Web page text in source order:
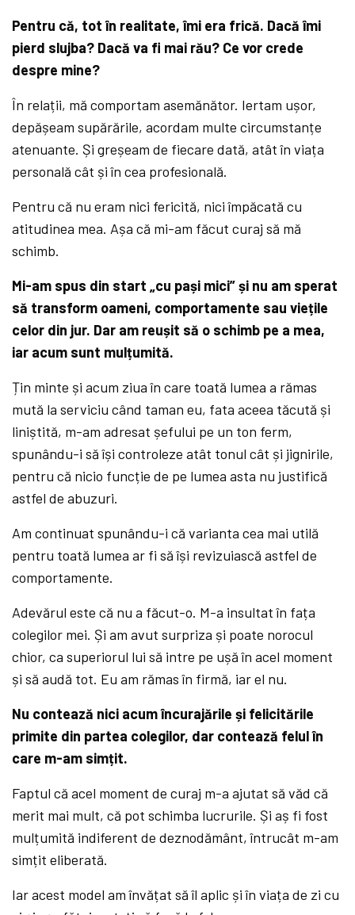
Pentru că, tot în realitate, îmi era frică. Dacă îmi
pierd slujba? Dacă va fi mai rău? Ce vor crede
despre mine?
În relații, mă comportam asemănător. Iertam ușor,
depășeam supărările, acordam multe circumstanțe
atenuante. Și greșeam de fiecare dată, atât în viața
personală cât și în cea profesională.
Pentru că nu eram nici fericită, nici împăcată cu
atitudinea mea. Așa că mi-am făcut curaj să mă
schimb.
Mi-am spus din start „cu pași mici” și nu am sperat
să transform oameni, comportamente sau viețile
celor din jur. Dar am reușit să o schimb pe a mea,
iar acum sunt mulțumită.
Țin minte și acum ziua în care toată lumea a rămas
mută la serviciu când taman eu, fata aceea tăcută și
liniștită, m-am adresat șefului pe un ton ferm,
spunându-i să își controleze atât tonul cât și jignirile,
pentru că nicio funcție de pe lumea asta nu justifică
astfel de abuzuri.
Am continuat spunându-i că varianta cea mai utilă
pentru toată lumea ar fi să își revizuiască astfel de
comportamente.
Adevărul este că nu a făcut-o. M-a insultat în fața
colegilor mei. Și am avut surpriza și poate norocul
chior, ca superiorul lui să intre pe ușă în acel moment
și să audă tot. Eu am rămas în firmă, iar el nu.
Nu contează nici acum încurajările și felicitările
primite din partea colegilor, dar contează felul în
care m-am simțit.
Faptul că acel moment de curaj m-a ajutat să văd că
merit mai mult, că pot schimba lucrurile. Și aș fi fost
mulțumită indiferent de deznodământ, întrucât m-am
simțit eliberată.
Iar acest model am învățat să îl aplic și în viața de zi cu